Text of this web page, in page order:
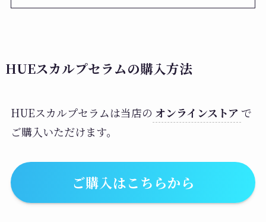
HUEスカルプセラムの購入方法
HUEスカルプセラムは当店の オンラインストア で
ご購入いただけます。
ご購入はこちらから